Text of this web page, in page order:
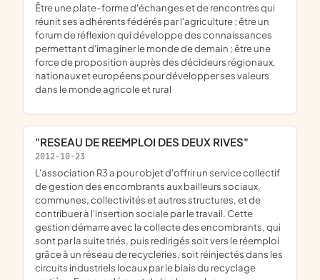
être une plate-forme d'échanges et de rencontres qui
réunit ses adhérents fédérés par l'agriculture ; être un
forum de réflexion qui développe des connaissances
permettant d'imaginer le monde de demain ; être une
force de proposition auprès des décideurs régionaux,
nationaux et européens pour développer ses valeurs
dans le monde agricole et rural
"RESEAU DE REEMPLOI DES DEUX RIVES"
2012-10-23
l'association R3 a pour objet d'offrir un service collectif
de gestion des encombrants aux bailleurs sociaux,
communes, collectivités et autres structures, et de
contribuer à l'insertion sociale par le travail. Cette
gestion démarre avec la collecte des encombrants, qui
sont par la suite triés, puis redirigés soit vers le réemploi
grâce à un réseau de recycleries, soit réinjectés dans les
circuits industriels locaux par le biais du recyclage